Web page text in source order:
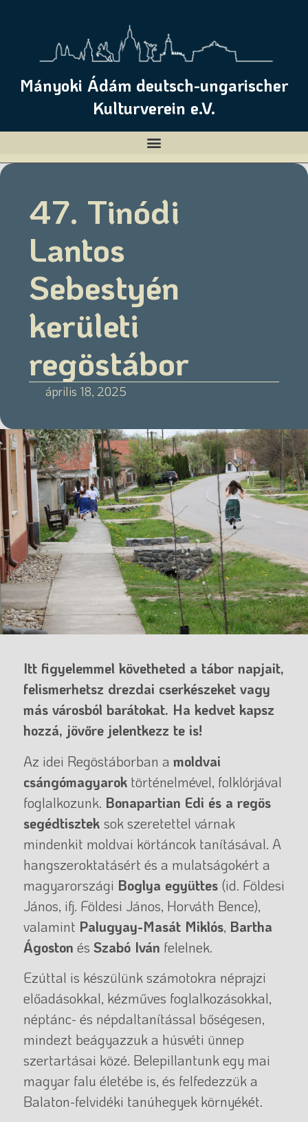
Mányoki Ádám deutsch-ungarischer
Kulturverein e.V.
47. Tinódi
Lantos
Sebestyén
kerületi
regöstábor
április 18, 2025
Itt figyelemmel követheted a tábor napjait,
felismerhetsz drezdai cserkészeket vagy
más városból barátokat. Ha kedvet kapsz
hozzá, jövőre jelentkezz te is!
Az idei Regöstáborban a moldvai
csángómagyarok történelmével, folklórjával
foglalkozunk. Bonapartian Edi és a regös
segédtisztek sok szeretettel várnak
mindenkit moldvai körtáncok tanításával. A
hangszeroktatásért és a mulatságokért a
magyarországi Boglya együttes (id. Földesi
János, ifj. Földesi János, Horváth Bence),
valamint Palugyay-Masát Miklós, Bartha
Ágoston és Szabó Iván felelnek.
Ezúttal is készülünk számotokra néprajzi
előadásokkal, kézműves foglalkozásokkal,
néptánc- és népdaltanítással bőségesen,
mindezt beágyazzuk a húsvéti ünnep
szertartásai közé. Belepillantunk egy mai
magyar falu életébe is, és felfedezzük a
Balaton-felvidéki tanúhegyek környékét.